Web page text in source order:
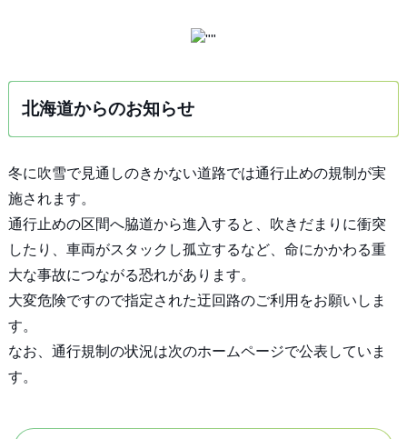
北海道からのお知らせ
冬に吹雪で見通しのきかない道路では通行止めの規制が実
施されます。
通行止めの区間へ脇道から進入すると、吹きだまりに衝突
したり、車両がスタックし孤立するなど、命にかかわる重
大な事故につながる恐れがあります。
大変危険ですので指定された迂回路のご利用をお願いしま
す。
なお、通行規制の状況は次のホームページで公表していま
す。